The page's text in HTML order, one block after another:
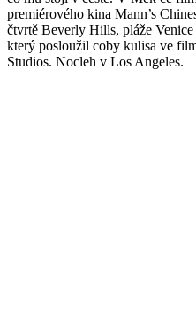
premiérového kina Mann’s
čtvrtě Beverly Hills, pláže
který posloužil coby kulisa ve
Studios. Nocleh v Los Angeles.